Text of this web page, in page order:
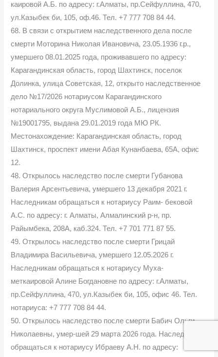
каировой А.Б. по адресу: г.Алматы, пр.Сейфуллина, 470,
ул.Казыбек би, 105, оф.46. Тел. +7 777 708 84 44.
68. В связи с открытием наследственного дела после
смерти Моторина Николая Ивановича, 23.05.1936 г.р.,
умершего 08.01.2025 года, проживавшего по адресу:
Карагандинская область, город Шахтинск, поселок
Долинка, улица Советская, 12, открыто наследственное
дело №17/2026 нотариусом Карагандинского
нотариального округа Муслимовой А.Б., лицензия
№19001795, выдана 29.01.2019 года МЮ РК.
Местонахождение: Карагандинская область, город
Шахтинск, проспект имени Абая Кунанбаева, 65А, офис
12.
48. Открылось наследство после смерти Губанова
Валерия Арсентьевича, умершего 13 декабря 2021 г.
Наследникам обращаться к нотариусу Раим- бековой
А.С. по адресу: г. Алматы, Алмалинский р-н, пр.
Райымбека, 208А, каб.324. Тел. +7 701 771 87 55.
49. Открылось наследство после смерти Грицай
Владимира Васильевича, умершего 12.05.2026 г.
Наследникам обращаться к нотариусу Муха-
меткаировой Алине Богдановне по адресу: г.Алматы,
пр.Сейфуллина, 470, ул.Казыбек би, 105, офис 46. Тел.
нотариуса: +7 777 708 84 44.
50. Открылось наследство после смерти Бабич Ольги
Николаевны, умер-шей 29 марта 2026 года. Наследникам
обращаться к нотариусу Ибраеву А.Н. по адресу: